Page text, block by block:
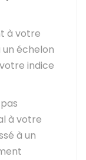
à votre
un échelon
indice
à votre
à un